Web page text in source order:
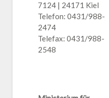
7124 | 24171 Kiel
Telefon: 0431/988-
2474
Telefax: 0431/988-
2548